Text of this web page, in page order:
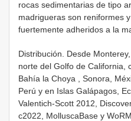
rocas sedimentarias de tipo
madrigueras son reniformes
fuertemente adheridos a la
Distribución. Desde
norte del Golfo de California,
Bahía la Choya , Sonora,
Perú y en Islas Galápagos,
Valentich-Scott 2012,
c2022, MolluscaBase y